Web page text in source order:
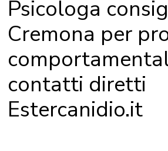
Psicologa
Cremona per
contatti diretti
Estercanidio.it